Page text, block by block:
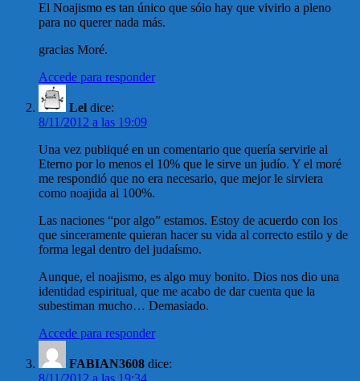
El Noajismo es tan único que sólo hay que vivirlo a pleno
para no querer nada más.
gracias Moré.
Accede para responder
Lel dice:
8/11/2012 a las 19:09
Una vez publiqué en un comentario que quería servirle al
Eterno por lo menos el 10% que le sirve un judío. Y el moré
me respondió que no era necesario, que mejor le sirviera
como noajida al 100%.
Las naciones “por algo” estamos. Estoy de acuerdo con los
que sinceramente quieran hacer su vida al correcto estilo y de
forma legal dentro del judaísmo.
Aunque, el noajismo, es algo muy bonito. Dios nos dio una
identidad espiritual, que me acabo de dar cuenta que la
subestiman mucho… Demasiado.
Accede para responder
FABIAN3608 dice: